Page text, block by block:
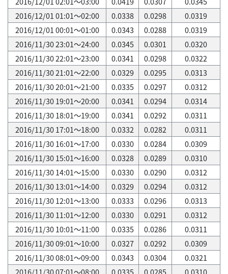
2016/12/01 01:01～02:00
0.0338 0.0298
0.0319
2016/12/01 00:01～01:00
0.0343 0.0288
0.0319
2016/11/30 23:01～24:00
0.0345 0.0301
0.0320
2016/11/30 22:01～23:00
0.0341 0.0298
0.0322
2016/11/30 21:01～22:00
0.0329 0.0295
0.0313
2016/11/30 20:01～21:00
0.0335 0.0297
0.0312
2016/11/30 19:01～20:00
0.0341 0.0294
0.0314
2016/11/30 18:01～19:00
0.0341 0.0292
0.0311
2016/11/30 17:01～18:00
0.0332 0.0282
0.0311
2016/11/30 16:01～17:00
0.0330 0.0284
0.0309
2016/11/30 15:01～16:00
0.0328 0.0289
0.0310
2016/11/30 14:01～15:00
0.0330 0.0290
0.0312
2016/11/30 13:01～14:00
0.0329 0.0294
0.0312
2016/11/30 12:01～13:00
0.0333 0.0296
0.0313
2016/11/30 11:01～12:00
0.0330 0.0291
0.0312
2016/11/30 10:01～11:00
0.0335 0.0286
0.0311
2016/11/30 09:01～10:00
0.0327 0.0292
0.0309
2016/11/30 08:01～09:00
0.0343 0.0304
0.0321
2016/11/30 07:01～08:00
0.0335 0.0285
0.0310